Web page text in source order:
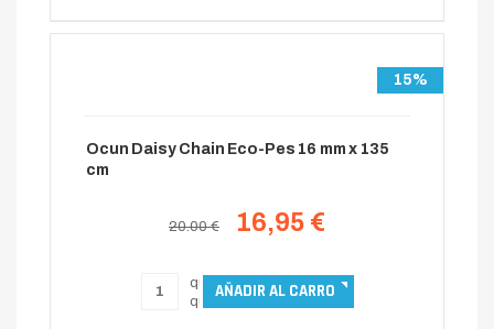
15%
Ocun Daisy Chain Eco-Pes 16 mm x 135
cm
20.00 € 16,95 €